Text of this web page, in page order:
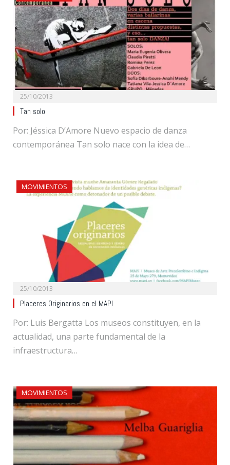
25/10/2013
Tan solo
Por: Jéssica D’Amore Nuevo espacio de danza
contemporánea Tan solo nace con la idea de…
MOVIMIENTOS
25/10/2013
Placeres Originarios en el MAPI
Por: Luis Bergatta Los museos constituyen, en la
actualidad, una parte fundamental de la
infraestructura…
MOVIMIENTOS